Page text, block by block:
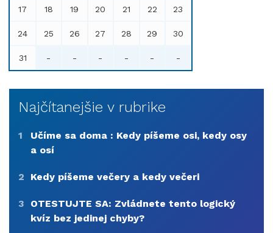
17 18 19 20 21 22 23
24 25 26 27 28 29 30
31 - - - - - -
Najčítanejšie v rubrike
1
Učíme sa doma : Kedy píšeme osi, kedy osy
a osí
2 Kedy píšeme večery a kedy večeri
3
OTESTUJTE SA: Zvládnete tento logický
kvíz bez jedinej chyby?